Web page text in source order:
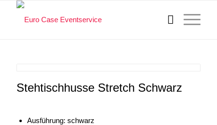
Stehtischhusse Stretch Schwarz
Ausführung: schwarz